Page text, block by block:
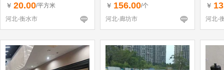
￥ 20.00/平方米
河北-衡水市
￥ 156.00/个
河北-廊坊市
￥
河北-